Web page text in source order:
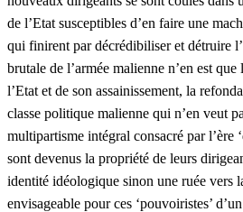
de l’Etat susceptibles d’en faire une
qui finirent par décrédibiliser et détruire
brutale de l’armée malienne n’en est
l’Etat et de son assainissement, la
classe politique malienne qui n’en veut
multipartisme intégral consacré par l’ère
sont devenus la propriété de leurs
identité idéologique sinon une ruée vers
envisageable pour ces ‘pouvoiristes’